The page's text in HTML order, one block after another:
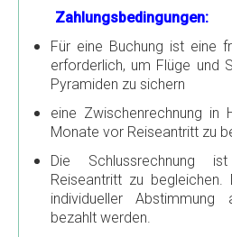
Zahlungsbedingungen:
Für eine Buchung ist eine
erforderlich, um Flüge und
Pyramiden zu sichern
eine Zwischenrechnung in
Monate vor Reiseantritt zu
Die Schlussrechnung
Reiseantritt zu
individueller
bezahlt werden.